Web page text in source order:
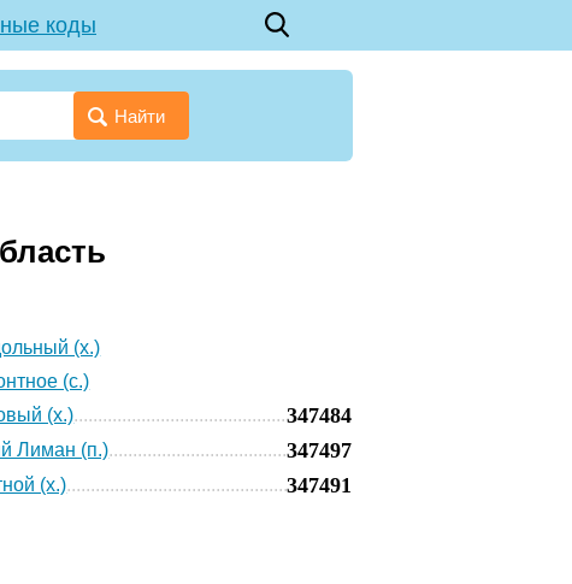
коды
Найти
(х.)
(с.)
(х.)
347484
Лиман (п.) 347497
(х.) 347491